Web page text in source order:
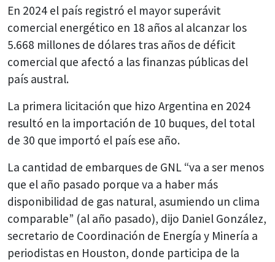
En 2024 el país registró el mayor superávit
comercial energético en 18 años al alcanzar los
5.668 millones de dólares tras años de déficit
comercial que afectó a las finanzas públicas del
país austral.
La primera licitación que hizo Argentina en 2024
resultó en la importación de 10 buques, del total
de 30 que importó el país ese año.
La cantidad de embarques de GNL “va a ser menos
que el año pasado porque va a haber más
disponibilidad de gas natural, asumiendo un clima
comparable” (al año pasado), dijo Daniel González,
secretario de Coordinación de Energía y Minería a
periodistas en Houston, donde participa de la